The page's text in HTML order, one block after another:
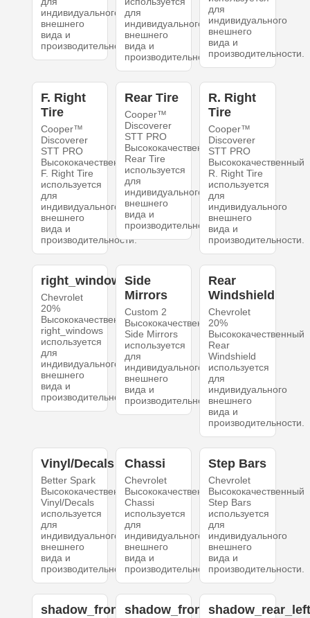
индивидуального
внешнего
вида и
производительности.
для
индивидуального
внешнего
вида и
производительности.
для
индивидуального
внешнего
вида и
производительности.
F. Right
Tire
Cooper™
Discoverer
STT PRO
Высококачественный
F. Right Tire
используется
для
индивидуального
внешнего
вида и
производительности.
Rear Tire
Cooper™
Discoverer
STT PRO
Высококачественный
Rear Tire
используется
для
индивидуального
внешнего
вида и
производительности.
R. Right
Tire
Cooper™
Discoverer
STT PRO
Высококачественный
R. Right Tire
используется
для
индивидуального
внешнего
вида и
производительности.
right_windows
Chevrolet
20%
Высококачественный
right_windows
используется
для
индивидуального
внешнего
вида и
производительности.
Side
Mirrors
Custom 2
Высококачественный
Side Mirrors
используется
для
индивидуального
внешнего
вида и
производительности.
Rear
Windshield
Chevrolet
20%
Высококачественный
Rear
Windshield
используется
для
индивидуального
внешнего
вида и
производительности.
Vinyl/Decals
Better Spark
Высококачественный
Vinyl/Decals
используется
для
индивидуального
внешнего
вида и
производительности.
Chassi
Chevrolet
Высококачественный
Chassi
используется
для
индивидуального
внешнего
вида и
производительности.
Step Bars
Chevrolet
Высококачественный
Step Bars
используется
для
индивидуального
внешнего
вида и
производительности.
shadow_front_leftshadow_front_right